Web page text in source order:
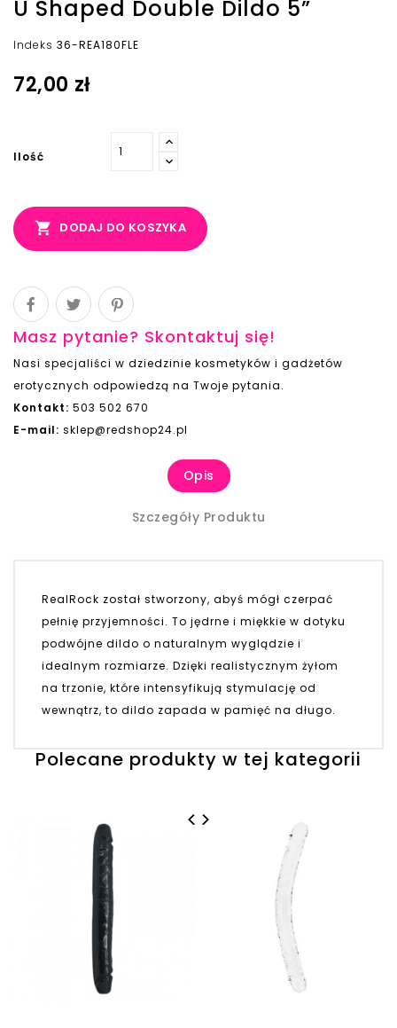
U Shaped Double Dildo 5”
Indeks 36-REA180FLE
72,00 zł
Ilość
 DODAJ DO KOSZYKA
Masz pytanie? Skontaktuj się!
Nasi specjaliści w dziedzinie kosmetyków i gadżetów
erotycznych odpowiedzą na Twoje pytania.
Kontakt: 503 502 670
E-mail: sklep@redshop24.pl
Opis
Szczegóły Produktu
RealRock został stworzony, abyś mógł czerpać
pełnię przyjemności. To jędrne i miękkie w dotyku
podwójne dildo o naturalnym wyglądzie i
idealnym rozmiarze. Dzięki realistycznym żyłom
na trzonie, które intensyfikują stymulację od
wewnątrz, to dildo zapada w pamięć na długo.
Polecane produkty w tej kategorii